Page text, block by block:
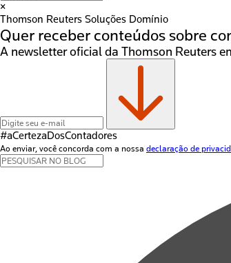
×
Thomson Reuters Soluções Domínio
Quer receber conteúdos sobre
A newsletter oficial da Thomson Reuters
#aCertezaDosContadores
Ao enviar, você concorda com a nossa declaração de